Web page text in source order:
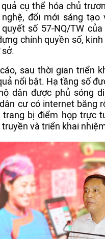
cụ thể hóa chủ
nghệ, đổi mới sáng tạo
số 57-NQ/TW
chính quyền số,
sau thời gian triển
nổi bật. Hạ tầng số
dân được phủ sóng
cư có internet băng
bị điểm họp trực
truyền và triển khai